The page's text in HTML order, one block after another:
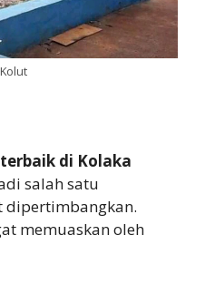
di Kolaka
salah satu
dipertimbangkan.
memuaskan oleh